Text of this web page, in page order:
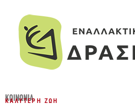
ΚΟΙΝΩΝΊΑ
ΚΑΛΎΤΕΡΗ ΖΩΉ